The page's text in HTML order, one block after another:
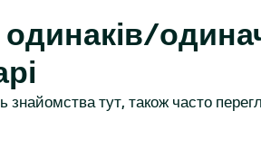
тут, також часто